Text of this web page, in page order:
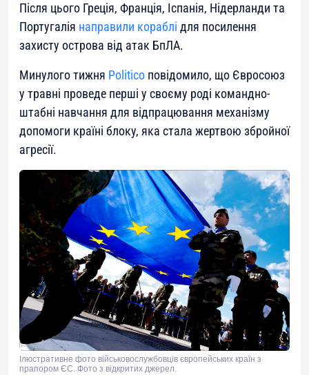
Після цього Греція, Франція, Іспанія, Нідерланди та
Португалія направили кораблі для посилення
захисту острова від атак БпЛА.
Минулого тижня Politico повідомило, що Євросоюз
у травні проведе перші у своєму роді командно-
штабні навчання для відпрацювання механізму
допомоги країні блоку, яка стала жертвою збройної
агресії.
Ілюстративне фото військовослужбовців європейських країн з
прапором ЄС. Фото з відкритих джерел.